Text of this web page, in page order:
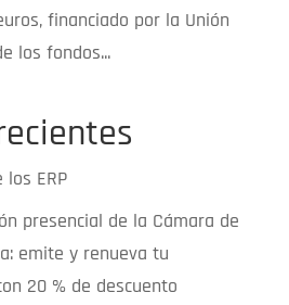
financiado por la Unión
los fondos...
ERP
presencial de la Cámara de
emite y renueva tu
20 % de descuento